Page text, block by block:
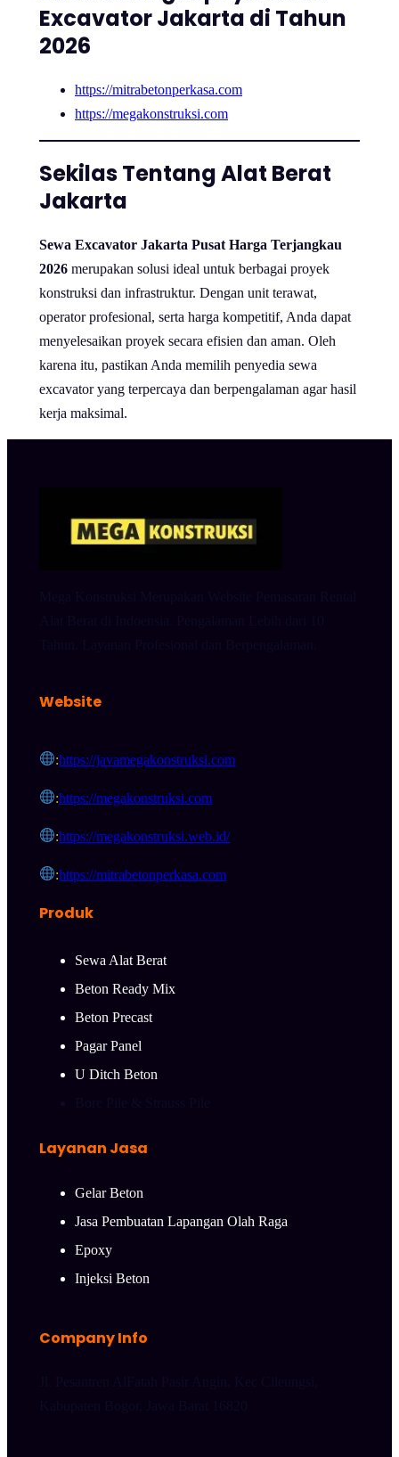
Excavator Jakarta di Tahun
2026
https://mitrabetonperkasa.com
https://megakonstruksi.com
Sekilas Tentang Alat Berat
Jakarta
Sewa Excavator Jakarta Pusat Harga Terjangkau
2026 merupakan solusi ideal untuk berbagai proyek
konstruksi dan infrastruktur. Dengan unit terawat,
operator profesional, serta harga kompetitif, Anda dapat
menyelesaikan proyek secara efisien dan aman. Oleh
karena itu, pastikan Anda memilih penyedia sewa
excavator yang terpercaya dan berpengalaman agar hasil
kerja maksimal.
Website
:https://javamegakonstruksi.com
:https://megakonstruksi.com
:https://megakonstruksi.web.id/
:https://mitrabetonperkasa.com
Produk
Sewa Alat Berat
Beton Ready Mix
Beton Precast
Pagar Panel
U Ditch Beton
Layanan Jasa
Gelar Beton
Jasa Pembuatan Lapangan Olah Raga
Epoxy
Injeksi Beton
Company Info